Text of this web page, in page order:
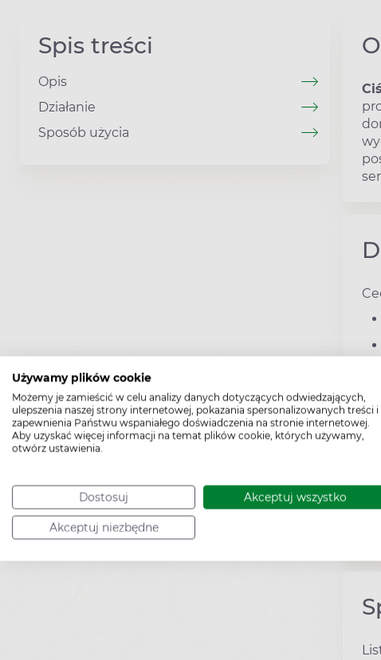
Używamy plików cookie
Możemy je zamieścić w celu analizy danych dotyczących odwiedzających,
ulepszenia naszej strony internetowej, pokazania spersonalizowanych treści i
zapewnienia Państwu wspaniałego doświadczenia na stronie internetowej.
Aby uzyskać więcej informacji na temat plików cookie, których używamy,
otwórz ustawienia.
Dostosuj Akceptuj wszystko
Akceptuj niezbędne
Spis treści
Opis
Działanie
Sposób użycia